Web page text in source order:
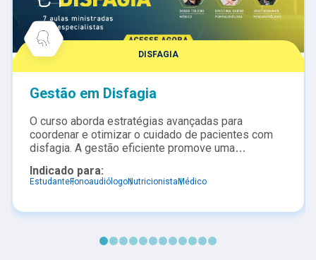
DISFAGIA
Gestão em Disfagia
O curso aborda estratégias avançadas para
coordenar e otimizar o cuidado de pacientes com
disfagia. A gestão eficiente promove uma
fonoaudiólogos, médicos e enfermeiros, visando
melhorar a qualidade do atendimento e maximizar
Indicado para:
EstudanteFonoaudiólogoNutricionistaMédico